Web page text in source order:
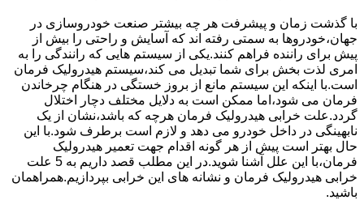
با گذشت زمان و پیشرفت هر چه بیشتر صنعت خودروسازی در
جهان،خودروها به سمتی رفته اند که آسایش و راحتی را بیش از
پیش برای راننده فراهم کنند.یکی از سیستم هایی که رانندگی را به
امری لذت بخش برای شما تبدیل می کند،سیستم هیدرولیک فرمان
است.با اینکه این سیستم مانع از بروز خستگی در هنگام چرخاندن
فرمان می شود،اما ممکن است به دلایل مختلف دچار اختلال
گردد.علت خرابی هیدرولیک فرمان هرچه که باشد،نشان از یک
نابهینگی در داخل خودرو می دهد و لازم است برطرف شود.با این
حال بهتر است پیش از هر گونه اقدام جهت تعمیر هیدرولیک
فرمان،با این علل آشنا شوید.در این مطلب قصد داریم به 5 علت
خرابی هیدرولیک فرمان و نشانه های این خرابی بپردازیم.همراهمان
باشید.